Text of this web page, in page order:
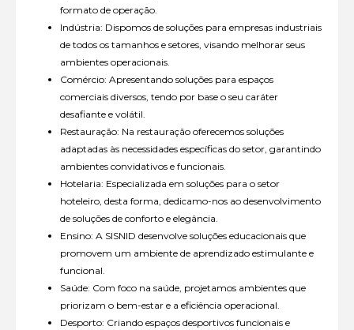
formato de operação.
Indústria: Dispomos de soluções para empresas industriais
de todos os tamanhos e setores, visando melhorar seus
ambientes operacionais.
Comércio: Apresentando soluções para espaços
comerciais diversos, tendo por base o seu caráter
desafiante e volátil.
Restauração: Na restauração oferecemos soluções
adaptadas às necessidades específicas do setor, garantindo
ambientes convidativos e funcionais.
Hotelaria: Especializada em soluções para o setor
hoteleiro, desta forma, dedicamo-nos ao desenvolvimento
de soluções de conforto e elegância.
Ensino: A SISNID desenvolve soluções educacionais que
promovem um ambiente de aprendizado estimulante e
funcional.
Saúde: Com foco na saúde, projetamos ambientes que
priorizam o bem-estar e a eficiência operacional.
Desporto: Criando espaços desportivos funcionais e